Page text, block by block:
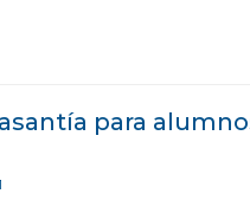
para